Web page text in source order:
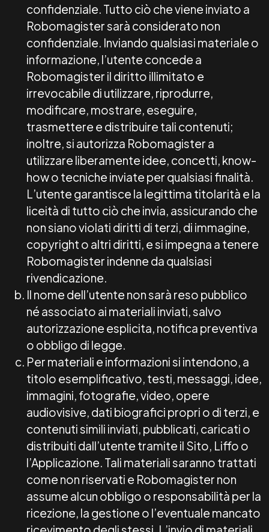
confidenziale. Tutto ciò che viene inviato a
Robomagister sarà considerato non
confidenziale. Inviando qualsiasi materiale o
informazione, l’utente concede a
Robomagister il diritto illimitato e
irrevocabile di utilizzare, riprodurre,
modificare, mostrare, eseguire,
trasmettere e distribuire tali contenuti;
inoltre, si autorizza Robomagister a
utilizzare liberamente idee, concetti, know-
how o tecniche inviate per qualsiasi finalità.
L’utente garantisce la legittima titolarità e la
liceità di tutto ciò che invia, assicurando che
non siano violati diritti di terzi, di immagine,
copyright o altri diritti, e si impegna a tenere
Robomagister indenne da qualsiasi
rivendicazione.
Il nome dell’utente non sarà reso pubblico
né associato ai materiali inviati, salvo
autorizzazione esplicita, notifica preventiva
o obbligo di legge.
Per materiali e informazioni si intendono, a
titolo esemplificativo, testi, messaggi, idee,
immagini, fotografie, video, opere
audiovisive, dati biografici propri o di terzi, e
contenuti simili inviati, pubblicati, caricati o
distribuiti dall’utente tramite il Sito, Liffo o
l’Applicazione. Tali materiali saranno trattati
come non riservati e Robomagister non
assume alcun obbligo o responsabilità per la
ricezione, la gestione o l’eventuale mancato